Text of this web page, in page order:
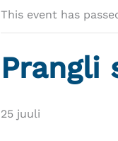
This event has
Prangli
25 juuli